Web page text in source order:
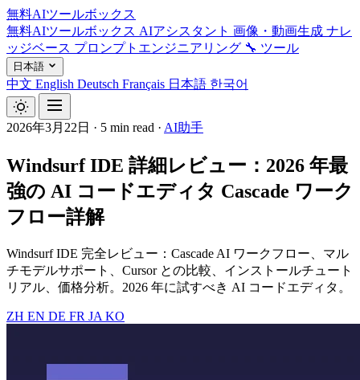
無料AIツールボックス
無料AIツールボックス AIアシスタント 画像・動画生成 ナレ
ッジベース プロンプトエンジニアリング 🔧 ツール
日本語
中文 English Deutsch Français 日本語 한국어
2026年3月22日 · 5 min read · AI助手
Windsurf IDE 詳細レビュー：2026 年最
強の AI コードエディタ Cascade ワーク
フロー詳解
Windsurf IDE 完全レビュー：Cascade AI ワークフロー、マル
チモデルサポート、Cursor との比較、インストールチュート
リアル、価格分析。2026 年に試すべき AI コードエディタ。
ZH EN DE FR JA KO